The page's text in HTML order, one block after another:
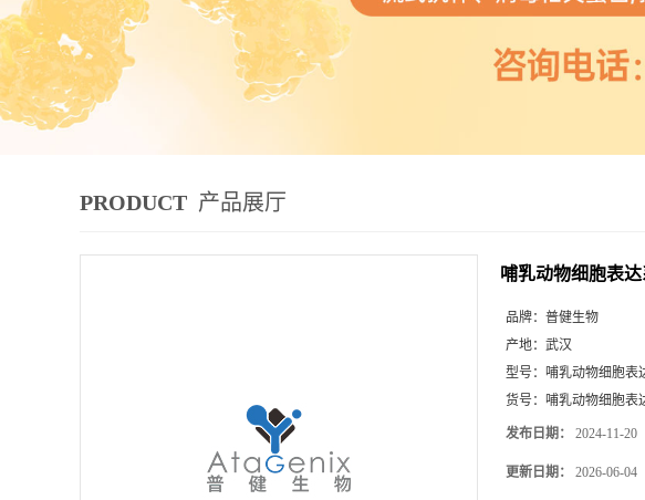
PRODUCT 产品展厅
哺乳动物细胞表
品牌： 普健生物
产地： 武汉
型号： 哺乳动物细胞表
货号： 哺乳动物细胞表
发布日期： 2024-11-20
更新日期： 2026-06-04